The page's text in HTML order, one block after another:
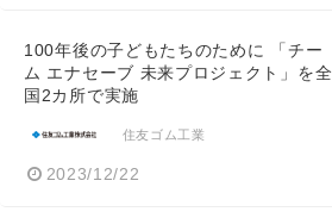
100年後の子どもたちのために 「チー
ム エナセーブ 未来プロジェクト」を全
国2カ所で実施
住友ゴム工業
2023/12/22